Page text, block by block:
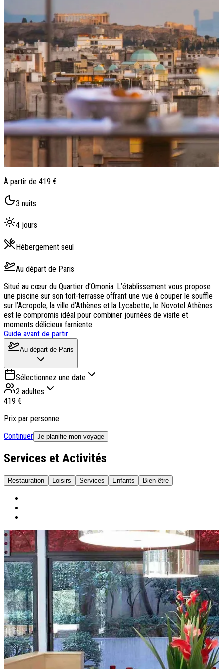
Notre histoire
Pourquoi voyager avec nous ?
Tourisme responsable
Nos brochures
Contactez-nous
Satisfaction client
Rejoignez-nous
À partir de 419 €
3 nuits
4 jours
Hébergement seul
Au départ de Paris
Situé au cœur du Quartier d’Omonia. L’établissement vous propose
une piscine sur son toit-terrasse offrant une vue à couper le souffle
sur l’Acropole, la ville d’Athènes et la Lycabette, le Novotel Athènes
est le compromis idéal pour combiner journées de visite et
moments délicieux farniente.
Guide avant de partir
Au départ de Paris
Sélectionnez une date
2 adultes
419 €
Prix par personne
Continuer Je planifie mon voyage
Services et Activités
Restauration Loisirs Services Enfants Bien-être